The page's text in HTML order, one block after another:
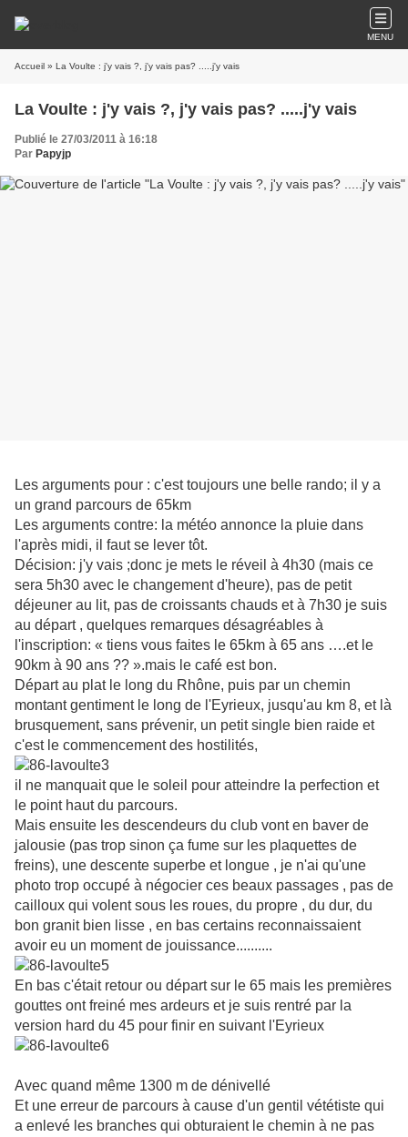
MENU
Accueil » La Voulte : j'y vais ?, j'y vais pas? .....j'y vais
La Voulte : j'y vais ?, j'y vais pas? .....j'y vais
Publié le 27/03/2011 à 16:18
Par Papyjp
Les arguments pour : c'est toujours une belle rando; il y a
un grand parcours de 65km
Les arguments contre: la météo annonce la pluie dans
l'après midi, il faut se lever tôt.
Décision: j'y vais ;donc je mets le réveil à 4h30 (mais ce
sera 5h30 avec le changement d'heure), pas de petit
déjeuner au lit, pas de croissants chauds et à 7h30 je suis
au départ , quelques remarques désagréables à
l'inscription: « tiens vous faites le 65km à 65 ans ….et le
90km à 90 ans ?? ».mais le café est bon.
Départ au plat le long du Rhône, puis par un chemin
montant gentiment le long de l'Eyrieux, jusqu'au km 8, et là
brusquement, sans prévenir, un petit single bien raide et
c'est le commencement des hostilités,
il ne manquait que le soleil pour atteindre la perfection et
le point haut du parcours.
Mais ensuite les descendeurs du club vont en baver de
jalousie (pas trop sinon ça fume sur les plaquettes de
freins), une descente superbe et longue , je n'ai qu'une
photo trop occupé à négocier ces beaux passages , pas de
cailloux qui volent sous les roues, du propre , du dur, du
bon granit bien lisse , en bas certains reconnaissaient
avoir eu un moment de jouissance..........
En bas c'était retour ou départ sur le 65 mais les premières
gouttes ont freiné mes ardeurs et je suis rentré par la
version hard du 45 pour finir en suivant l'Eyrieux
Avec quand même 1300 m de dénivellé
Et une erreur de parcours à cause d'un gentil vététiste qui
a enlevé les branches qui obturaient le chemin à ne pas